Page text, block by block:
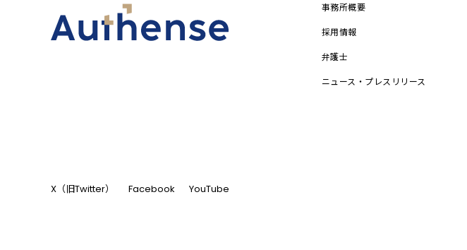
事務所概要
採用情報
弁護士
ニュース・プレスリリース
X（旧Twitter） Facebook YouTube